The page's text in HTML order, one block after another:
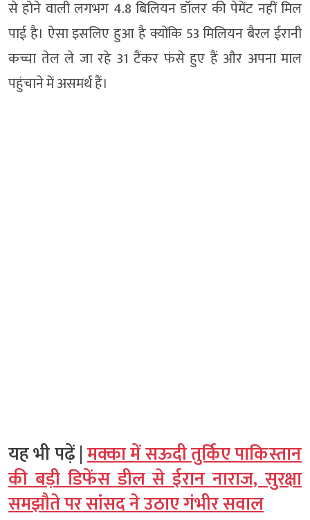
से होने वाली लगभग 4.8 बिलियन डॉलर की पेमेंट नहीं मिल
पाई है। ऐसा इसलिए हुआ है क्योंकि 53 मिलियन बैरल ईरानी
कच्चा तेल ले जा रहे 31 टैंकर फंसे हुए हैं और अपना माल
पहुंचाने में असमर्थ हैं।
यह भी पढ़ें |मक्का में सऊदी तुर्किए पाकिस्तान
की बड़ी डिफेंस डील से ईरान नाराज, सुरक्षा
समझौते पर सांसद ने उठाए गंभीर सवाल